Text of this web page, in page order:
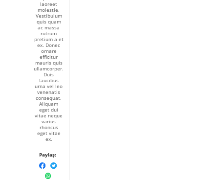
laoreet
molestie.
Vestibulum
quis quam
ac massa
rutrum
pretium a et
ex. Donec
ornare
efficitur
mauris quis
ullamcorper.
Duis
faucibus
urna vel leo
venenatis
consequat.
Aliquam
eget dui
vitae neque
varius
rhoncus
eget vitae
ex.
Paylaş: